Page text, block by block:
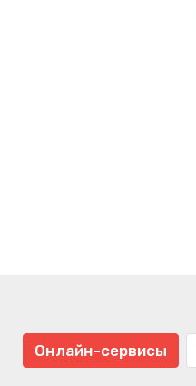
Онлайн-сервисы